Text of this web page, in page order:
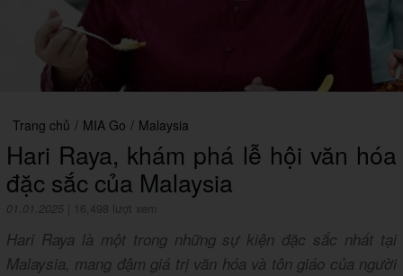
Trang chủ / MIA Go / Malaysia
Hari Raya, khám phá lễ hội văn hóa
đặc sắc của Malaysia
01.01.2025 16,498 lượt xem
Hari Raya là một trong những sự kiện đặc sắc nhất tại
Malaysia, mang đậm giá trị văn hóa và tôn giáo của người